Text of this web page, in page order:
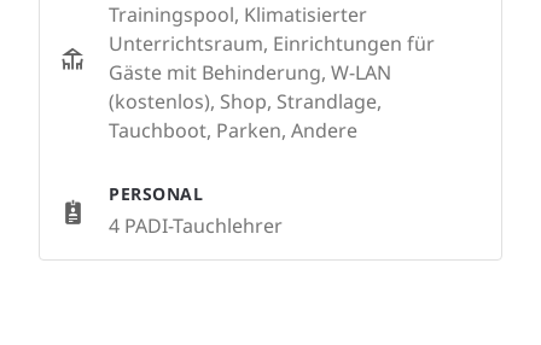
Trainingspool, Klimatisierter
Unterrichtsraum, Einrichtungen für
Gäste mit Behinderung, W-LAN
(kostenlos), Shop, Strandlage,
Tauchboot, Parken, Andere
PERSONAL
4 PADI-Tauchlehrer